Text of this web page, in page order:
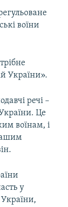
воїни
України».
речі –
Це
воїнам, і
у
України,